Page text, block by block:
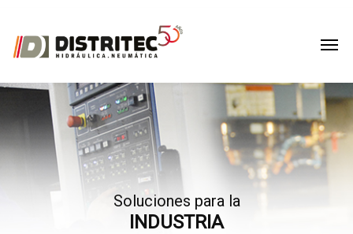
Soluciones para la
INDUSTRIA